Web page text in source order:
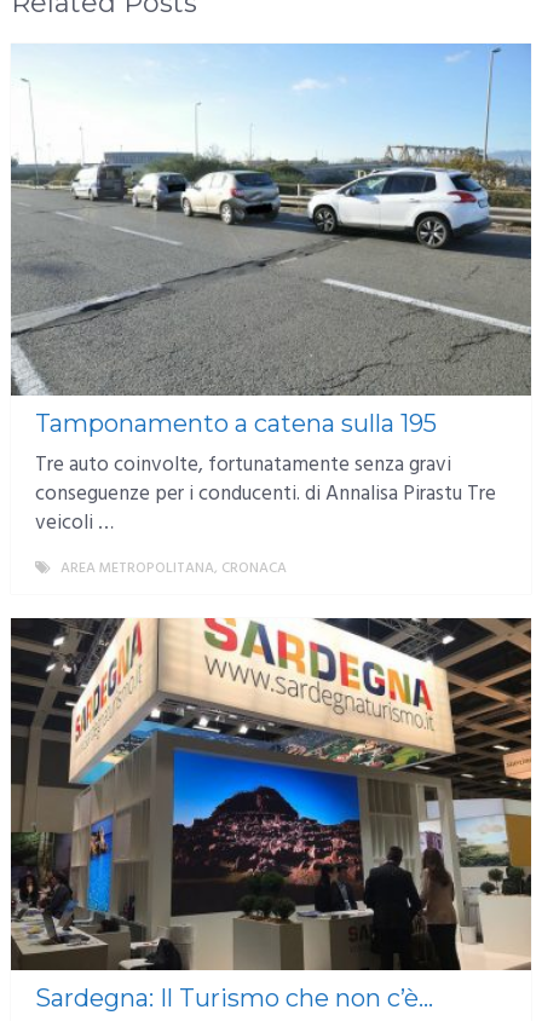
Tamponamento a catena sulla 195
Tre auto coinvolte, fortunatamente senza gravi
conseguenze per i conducenti. di Annalisa Pirastu Tre
veicoli …
AREA METROPOLITANA, CRONACA
Sardegna: Il Turismo che non c’è…